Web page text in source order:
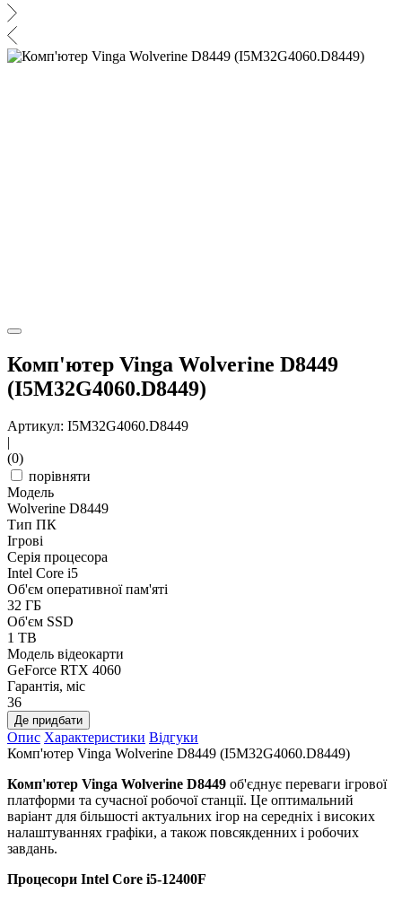
Комп'ютер Vinga Wolverine D8449
(I5M32G4060.D8449)
Артикул: I5M32G4060.D8449
(0)
порівняти
Модель
Wolverine D8449
Тип ПК
Ігрові
Серія процесора
Intel Core i5
Об'єм оперативної пам'яті
32 ГБ
Об'єм SSD
1 TB
Модель відеокарти
GeForce RTX 4060
Гарантія, міс
36
Де придбати
Опис Характеристики Відгуки
Комп'ютер Vinga Wolverine D8449 (I5M32G4060.D8449)
Комп'ютер Vinga Wolverine D8449 об'єднує переваги ігрової
платформи та сучасної робочої станції. Це оптимальний
варіант для більшості актуальних ігор на середніх і високих
налаштуваннях графіки, а також повсякденних і робочих
завдань.
Процесори Intel Core i5-12400F